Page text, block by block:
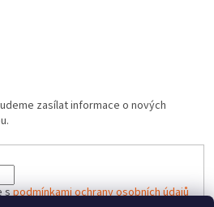
zasílat informace o nových
spodmínkami ochrany osobních údajů